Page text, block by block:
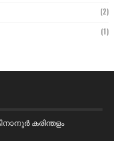
(2)
(1)
കരിന്തളം